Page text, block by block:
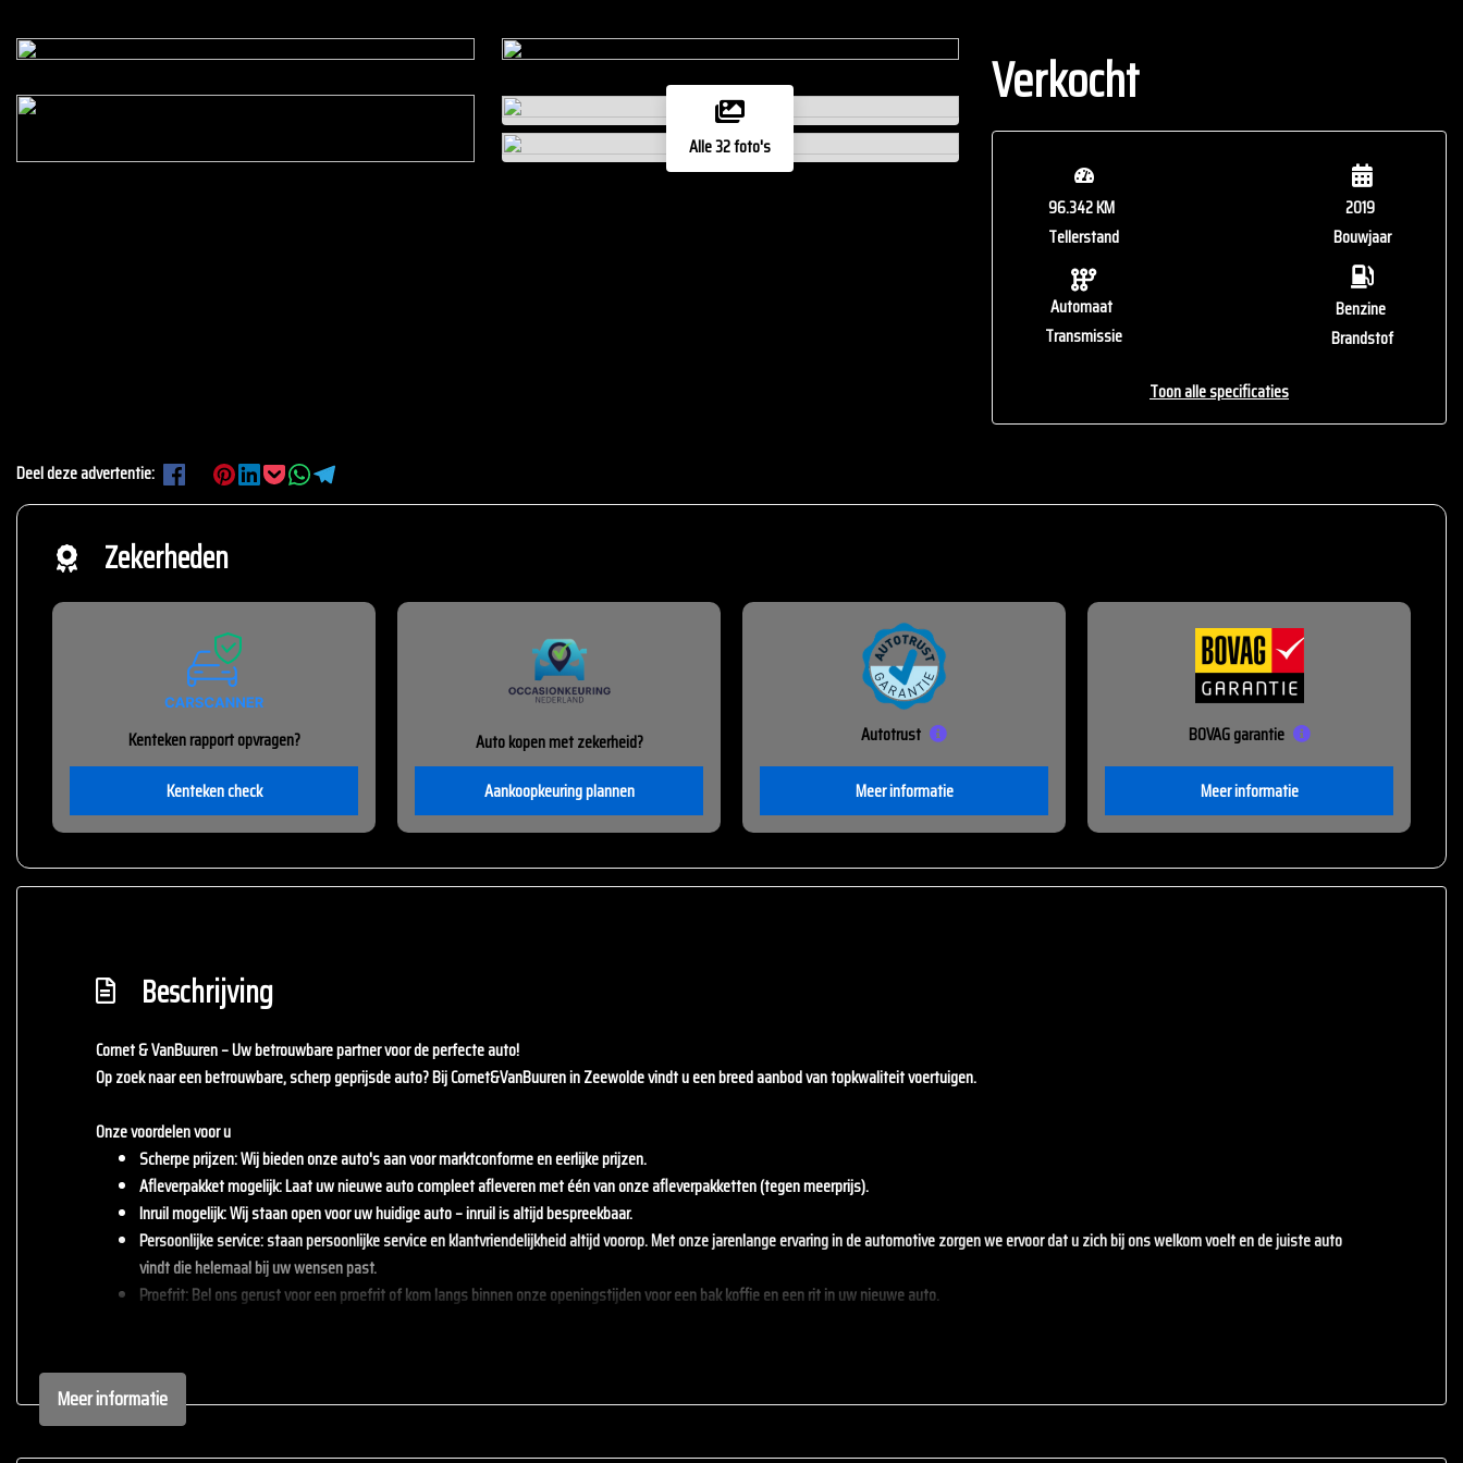
Alle 32 foto's
Verkocht
96.342 KM
Tellerstand
Automaat
Transmissie
2019
Bouwjaar
Benzine
Brandstof
Toon alle specificaties
Deel deze advertentie:
Zekerheden
Kenteken rapport opvragen?
Kenteken check
Auto kopen met zekerheid?
Aankoopkeuring plannen
Autotrust
Meer informatie
BOVAG garantie
Meer informatie
Beschrijving
Cornet & VanBuuren – Uw betrouwbare partner voor de perfecte auto!
Op zoek naar een betrouwbare, scherp geprijsde auto? BijCornet&VanBuurenin Zeewolde vindt u een breed aanbod van topkwaliteit voertuigen.
Onze voordelen voor u
Scherpe prijzen: Wij bieden onze auto's aan voor marktconforme en eerlijke prijzen.
Afleverpakket mogelijk: Laat uw nieuwe auto compleet afleveren met één van onze afleverpakketten (tegen meerprijs).
Inruil mogelijk: Wij staan open voor uw huidige auto – inruil is altijd bespreekbaar.
Persoonlijke service: staan persoonlijke service en klantvriendelijkheid altijd voorop. Met onze jarenlange ervaring in de automotive zorgen we ervoor dat u zich bij ons welkom voelt en de juiste auto
vindt die helemaal bij uw wensen past.
Proefrit: Bel ons gerust voor een proefrit of kom langs binnen onze openingstijden voor een bak koffie en een rit in uw nieuwe auto.
Cavalier 34
3897 AA Zeewolde
Meer informatie